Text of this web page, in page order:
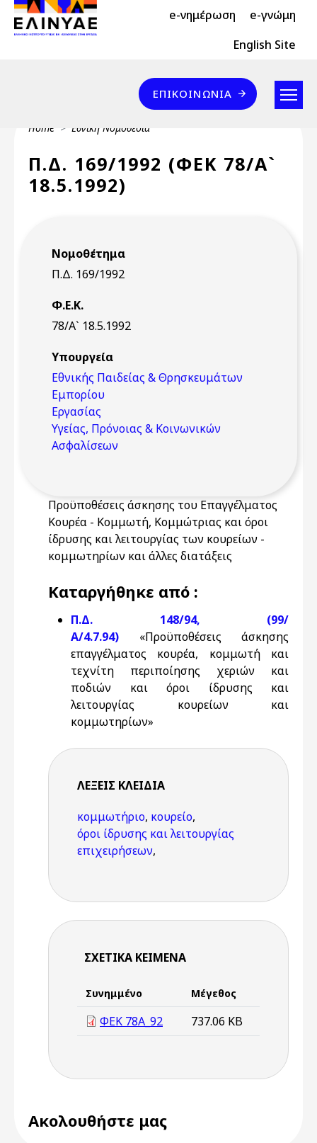
Skip to main content
Header Top 2 e-νημέρωση e-γνώμη
Header Top English Site
Επικοινωνία
ΕΠΙΚΟΙΝΩΝΊΑ
Breadcrumb
Home Εθνική Νομοθεσία
Π.Δ. 169/1992 (ΦΕΚ 78/Α`
18.5.1992)
Νομοθέτημα
Π.Δ. 169/1992
Φ.Ε.Κ.
78/Α` 18.5.1992
Υπουργεία
Εθνικής Παιδείας & Θρησκευμάτων
Εμπορίου
Εργασίας
Υγείας, Πρόνοιας & Κοινωνικών
Ασφαλίσεων
Προϋποθέσεις άσκησης του Επαγγέλματος
Κουρέα - Κομμωτή, Κομμώτριας και όροι
ίδρυσης και λειτουργίας των κουρείων -
κομμωτηρίων και άλλες διατάξεις
Καταργήθηκε από :
Π.Δ. 148/94, (99/
Α/4.7.94)
«Προϋποθέσεις άσκησης
επαγγέλματος κουρέα, κομμωτή και
τεχνίτη περιποίησης χεριών και
ποδιών και όροι ίδρυσης και
λειτουργίας κουρείων και
κομμωτηρίων»
ΛΈΞΕΙΣ KΛΕΙΔΙΆ
κομμωτήριο, κουρείο,
όροι ίδρυσης και λειτουργίας
επιχειρήσεων,
ΣΧΕΤΙΚΆ ΚΕΊΜΕΝΑ
Συνημμένο Μέγεθος
ΦΕΚ 78Α_92 737.06 KB
Ακολουθήστε μας